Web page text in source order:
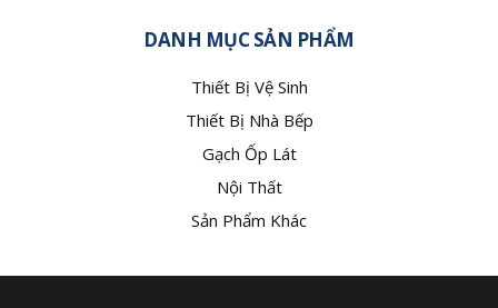
DANH MỤC SẢN PHẨM
Thiết Bị Vệ Sinh
Thiết Bị Nhà Bếp
Gạch Ốp Lát
Nội Thất
Sản Phẩm Khác